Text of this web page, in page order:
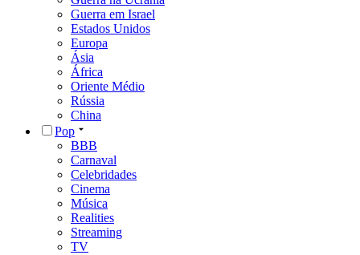
Guerra em Israel
Estados Unidos
Europa
Ásia
África
Oriente Médio
Rússia
China
Pop
BBB
Carnaval
Celebridades
Cinema
Música
Realities
Streaming
TV